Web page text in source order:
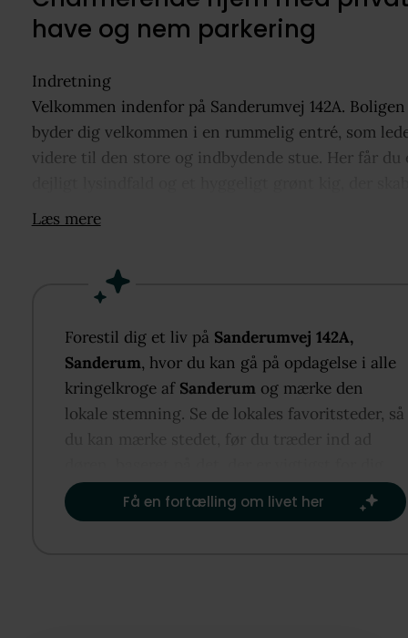
have og nem parkering
Indretning
Velkommen indenfor på Sanderumvej 142A. Boligen
byder dig velkommen i en rummelig entré, som
videre til den store og indbydende stue. Her får du
en rolig og behagelig atmosfære.
du boligens sekundære indgang, hvor bilen kan
hverdagen.
I stueplan finder du desuden badeværelset samt
trappen til førstesalen. På 1. sal mødes du af et
gæstetoilet og et soveværelse med grønt udsyn og
rolig placering. Planløsningen giver en naturlig
Område
Læs mere
Forestil dig et liv på Sanderumvej 142A,
Sanderum, hvor du kan gå på opdagelse i alle
kringelkroge af Sanderum og mærke den
lokale stemning. Se de lokales favoritsteder, så
du kan mærke stedet, før du træder ind ad
Få en fortælling om livet her